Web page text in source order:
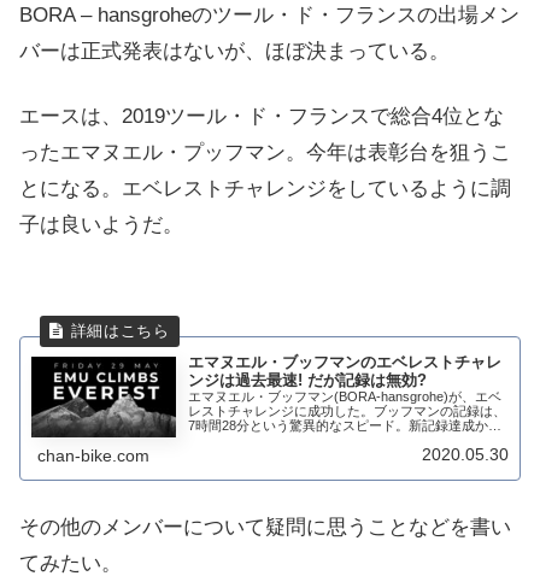
BORA – hansgroheのツール・ド・フランスの出場メン
バーは正式発表はないが、ほぼ決まっている。
エースは、2019ツール・ド・フランスで総合4位とな
ったエマヌエル・プッフマン。今年は表彰台を狙うこ
とになる。エベレストチャレンジをしているように調
子は良いようだ。
エマヌエル・ブッフマンのエベレストチャレ
ンジは過去最速! だが記録は無効?
エマヌエル・ブッフマン(BORA-hansgrohe)が、エベ
レストチャレンジに成功した。ブッフマンの記録は、
7時間28分という驚異的なスピード。新記録達成かと
chan-bike.com 2020.05.30
その他のメンバーについて疑問に思うことなどを書い
てみたい。